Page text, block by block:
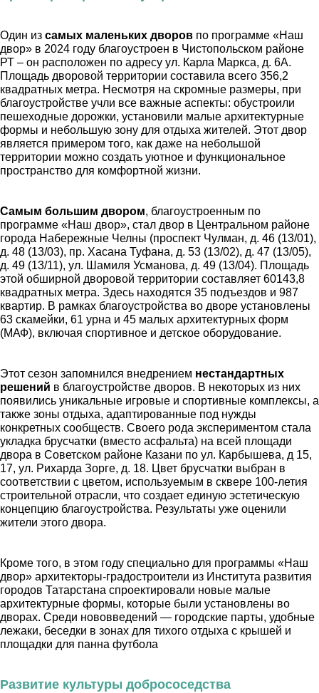
Один из самых маленьких дворов по программе «Наш
двор» в 2024 году благоустроен в Чистопольском районе
РТ – он расположен по адресу ул. Карла Маркса, д. 6А.
Площадь дворовой территории составила всего 356,2
квадратных метра. Несмотря на скромные размеры, при
благоустройстве учли все важные аспекты: обустроили
пешеходные дорожки, установили малые архитектурные
формы и небольшую зону для отдыха жителей. Этот двор
является примером того, как даже на небольшой
территории можно создать уютное и функциональное
пространство для комфортной жизни.
Самым большим двором, благоустроенным по
программе «Наш двор», стал двор в Центральном районе
города Набережные Челны (проспект Чулман, д. 46 (13/01),
д. 48 (13/03), пр. Хасана Туфана, д. 53 (13/02), д. 47 (13/05),
д. 49 (13/11), ул. Шамиля Усманова, д. 49 (13/04). Площадь
этой обширной дворовой территории составляет 60143,8
квадратных метра. Здесь находятся 35 подъездов и 987
квартир. В рамках благоустройства во дворе установлены
63 скамейки, 61 урна и 45 малых архитектурных форм
(МАФ), включая спортивное и детское оборудование.
Этот сезон запомнился внедрением нестандартных
решений в благоустройстве дворов. В некоторых из них
появились уникальные игровые и спортивные комплексы, а
также зоны отдыха, адаптированные под нужды
конкретных сообществ. Своего рода экспериментом стала
укладка брусчатки (вместо асфальта) на всей площади
двора в Советском районе Казани по ул. Карбышева, д 15,
17, ул. Рихарда Зорге, д. 18. Цвет брусчатки выбран в
соответствии с цветом, используемым в сквере 100-летия
строительной отрасли, что создает единую эстетическую
концепцию благоустройства. Результаты уже оценили
жители этого двора.
Кроме того, в этом году специально для программы «Наш
двор» архитекторы-градостроители из Института развития
городов Татарстана спроектировали новые малые
архитектурные формы, которые были установлены во
дворах. Среди нововведений — городские парты, удобные
лежаки, беседки в зонах для тихого отдыха с крышей и
площадки для панна футбола
Развитие культуры добрососедства